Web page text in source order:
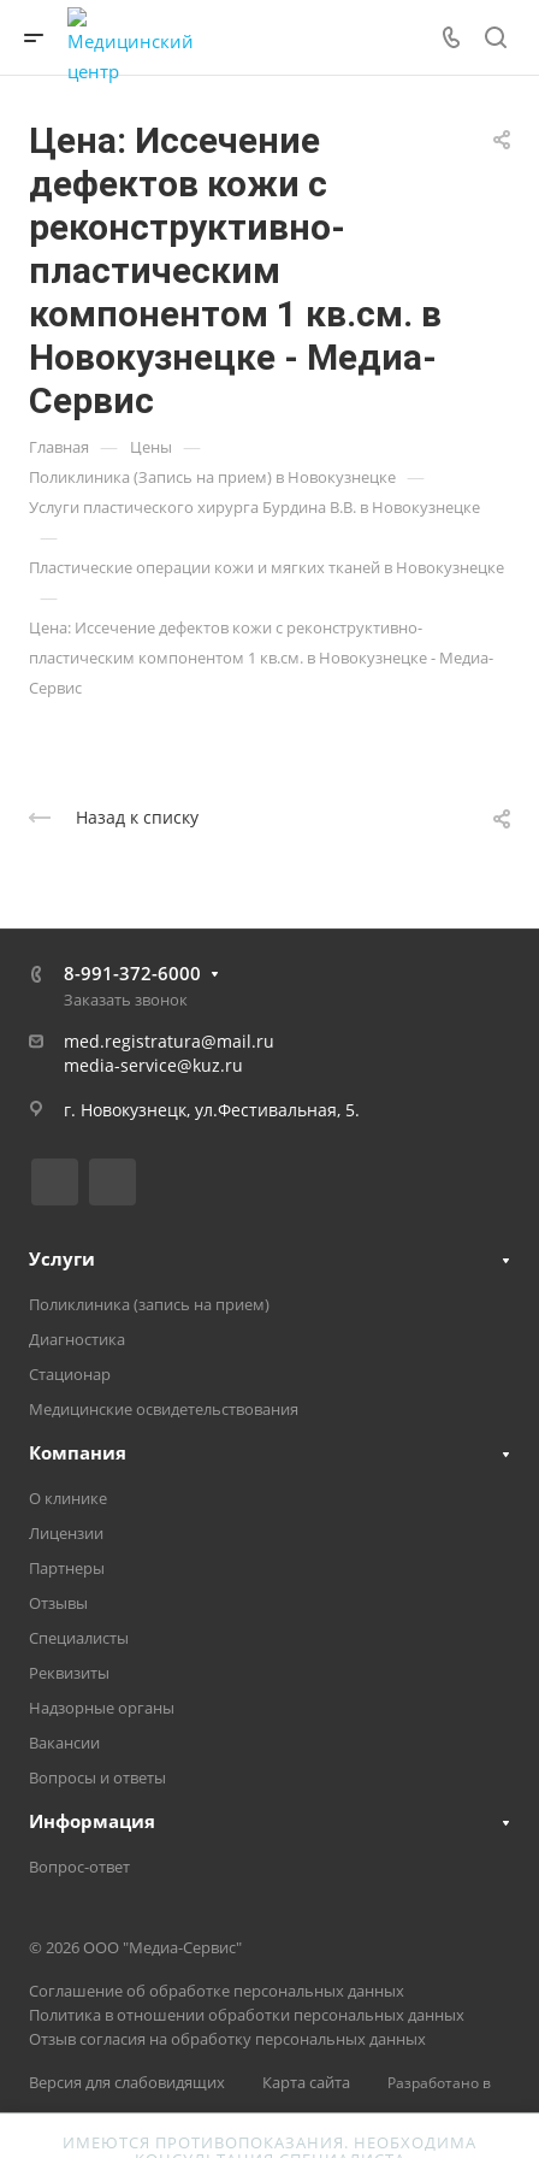
Цена: Иссечение
дефектов кожи с
реконструктивно-
пластическим
компонентом 1 кв.см. в
Новокузнецке - Медиа-
Сервис
Главная — Цены —
Поликлиника (Запись на прием) в Новокузнецке —
Услуги пластического хирурга Бурдина В.В. в Новокузнецке
—
Пластические операции кожи и мягких тканей в Новокузнецке
—
Цена: Иссечение дефектов кожи с реконструктивно-
пластическим компонентом 1 кв.см. в Новокузнецке - Медиа-
Сервис
Назад к списку
8-991-372-6000
Заказать звонок
med.registratura@mail.ru
media-service@kuz.ru
г. Новокузнецк, ул.Фестивальная, 5.
Услуги
Поликлиника (запись на прием)
Диагностика
Стационар
Медицинские освидетельствования
Компания
О клинике
Лицензии
Партнеры
Отзывы
Специалисты
Реквизиты
Надзорные органы
Вакансии
Вопросы и ответы
Информация
Вопрос-ответ
© 2026 ООО "Медиа-Сервис"
Соглашение об обработке персональных данных
Политика в отношении обработки персональных данных
Отзыв согласия на обработку персональных данных
Версия для слабовидящих
Карта сайта Разработано в
ИМЕЮТСЯ ПРОТИВОПОКАЗАНИЯ. НЕОБХОДИМА